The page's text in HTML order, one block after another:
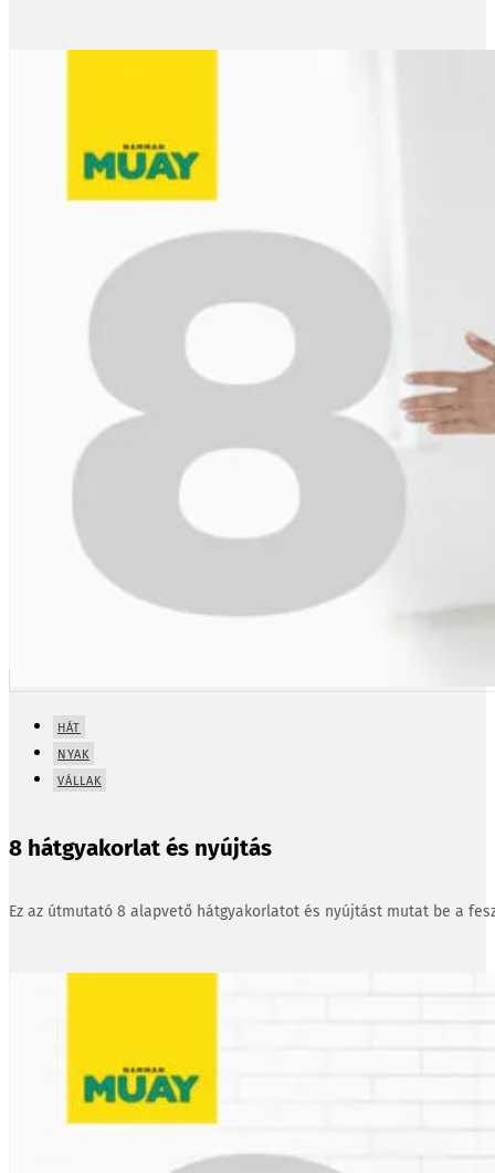
HÁT
NYAK
VÁLLAK
8 hátgyakorlat és nyújtás
Ez az útmutató 8 alapvető hátgyakorlatot és nyújtást mutat be a